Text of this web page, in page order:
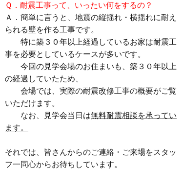
Ｑ．耐震工事って、いったい何をするの？
Ａ．簡単に言うと、地震の縦揺れ・横揺れに耐え
られる壁を作る工事です。
特に築３０年以上経過しているお家は耐震工
事を必要としているケースが多いです。
今回の見学会場のお住まいも、築３０年以上
の経過していたため、
会場では、実際の耐震改修工事の概要がご覧
いただけます。
なお、見学会当日は無料耐震相談を承ってい
ます。
それでは、皆さんからのご連絡・ご来場をスタッ
フ一同心からお待ちしています。